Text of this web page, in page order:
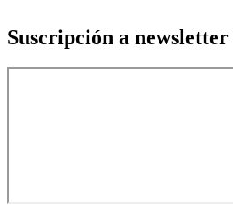
Suscripción a newsletter